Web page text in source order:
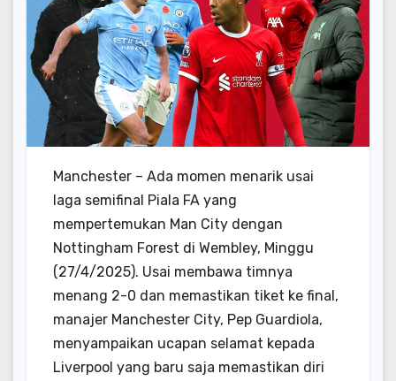
Manchester – Ada momen menarik usai
laga semifinal Piala FA yang
mempertemukan Man City dengan
Nottingham Forest di Wembley, Minggu
(27/4/2025). Usai membawa timnya
menang 2-0 dan memastikan tiket ke final,
manajer Manchester City, Pep Guardiola,
menyampaikan ucapan selamat kepada
Liverpool yang baru saja memastikan diri